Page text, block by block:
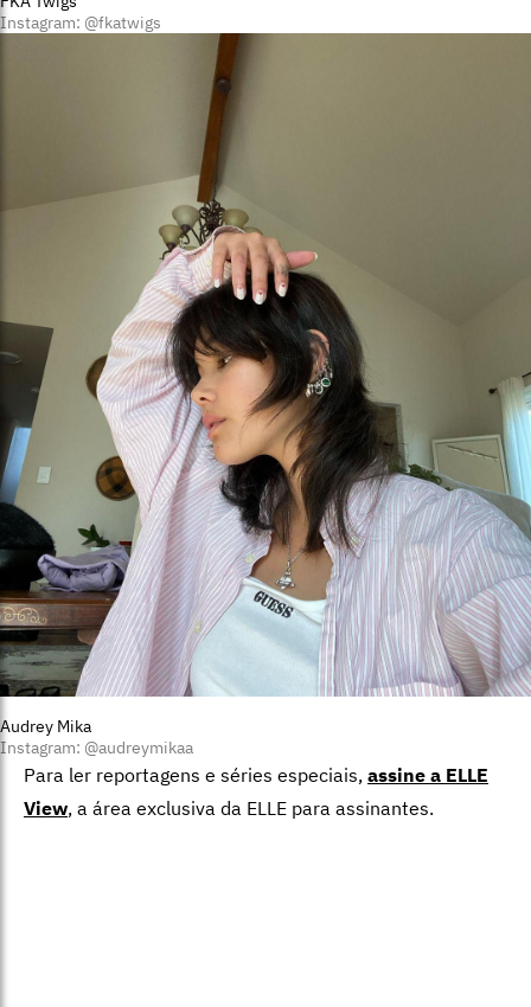
Instagram: @fkatwigs
Audrey Mika
Instagram: @audreymikaa
Para ler reportagens e séries especiais, assine a ELLE
View, a área exclusiva da ELLE para assinantes.